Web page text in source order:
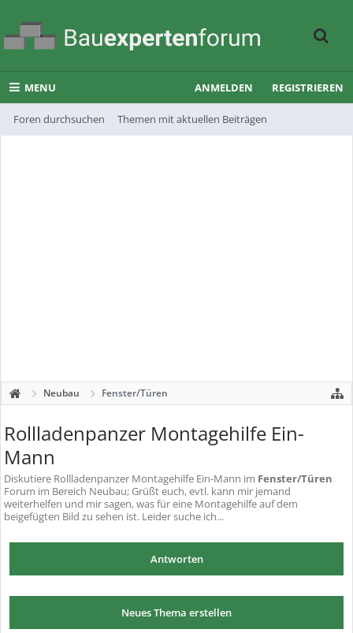
MENU
Foren durchsuchen Themen mit aktuellen Beiträgen
ANMELDEN REGISTRIEREN
Neubau Fenster/Türen
Rollladenpanzer Montagehilfe Ein-
Mann
Diskutiere Rollladenpanzer Montagehilfe Ein-Mann im Fenster/Türen
Forum im Bereich Neubau; Grüßt euch, evtl. kann mir jemand
weiterhelfen und mir sagen, was für eine Montagehilfe auf dem
beigefügten Bild zu sehen ist. Leider suche ich...
Antworten
Neues Thema erstellen